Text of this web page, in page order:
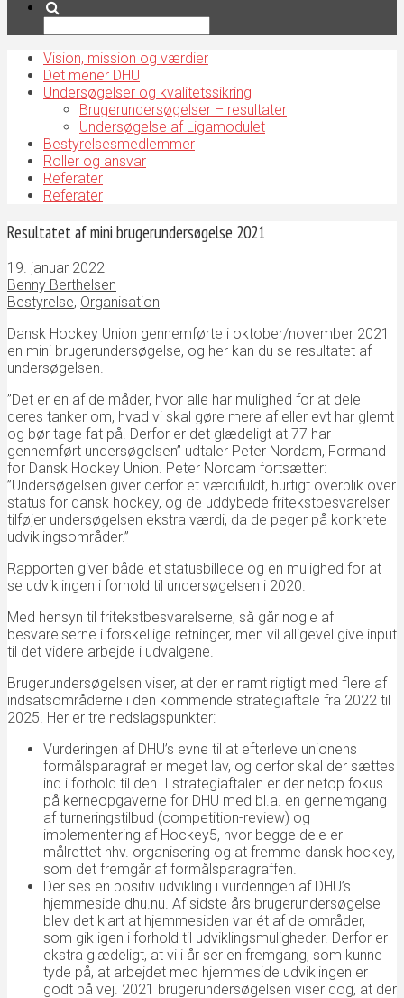
Vision, mission og værdier
Det mener DHU
Undersøgelser og kvalitetssikring
Brugerundersøgelser – resultater
Undersøgelse af Ligamodulet
Bestyrelsesmedlemmer
Roller og ansvar
Referater
Referater
Resultatet af mini brugerundersøgelse 2021
19. januar 2022
Benny Berthelsen
Bestyrelse, Organisation
Dansk Hockey Union gennemførte i oktober/november 2021
en mini brugerundersøgelse, og her kan du se resultatet af
undersøgelsen.
”Det er en af de måder, hvor alle har mulighed for at dele
deres tanker om, hvad vi skal gøre mere af eller evt har glemt
og bør tage fat på. Derfor er det glædeligt at 77 har
gennemført undersøgelsen” udtaler Peter Nordam, Formand
for Dansk Hockey Union. Peter Nordam fortsætter:
”Undersøgelsen giver derfor et værdifuldt, hurtigt overblik over
status for dansk hockey, og de uddybede fritekstbesvarelser
tilføjer undersøgelsen ekstra værdi, da de peger på konkrete
udviklingsområder.”
Rapporten giver både et statusbillede og en mulighed for at
se udviklingen i forhold til undersøgelsen i 2020.
Med hensyn til fritekstbesvarelserne, så går nogle af
besvarelserne i forskellige retninger, men vil alligevel give input
til det videre arbejde i udvalgene.
Brugerundersøgelsen viser, at der er ramt rigtigt med flere af
indsatsområderne i den kommende strategiaftale fra 2022 til
2025. Her er tre nedslagspunkter:
Vurderingen af DHU’s evne til at efterleve unionens
formålsparagraf er meget lav, og derfor skal der sættes
ind i forhold til den. I strategiaftalen er der netop fokus
på kerneopgaverne for DHU med bl.a. en gennemgang
af turneringstilbud (competition-review) og
implementering af Hockey5, hvor begge dele er
målrettet hhv. organisering og at fremme dansk hockey,
som det fremgår af formålsparagraffen.
Der ses en positiv udvikling i vurderingen af DHU’s
hjemmeside dhu.nu. Af sidste års brugerundersøgelse
blev det klart at hjemmesiden var ét af de områder,
som gik igen i forhold til udviklingsmuligheder. Derfor er
ekstra glædeligt, at vi i år ser en fremgang, som kunne
tyde på, at arbejdet med hjemmeside udviklingen er
godt på vej. 2021 brugerundersøgelsen viser dog, at der